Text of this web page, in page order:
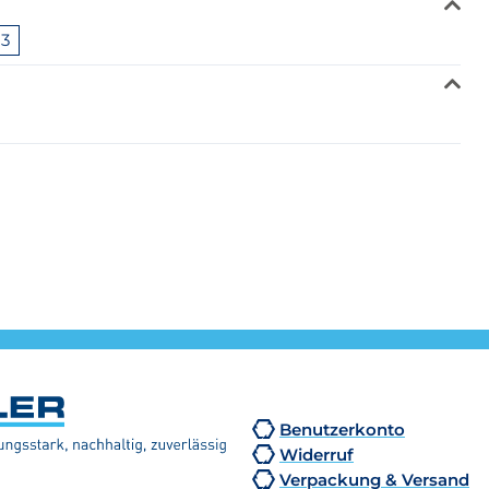
Benutzerkonto
Widerruf
Verpackung & Versand